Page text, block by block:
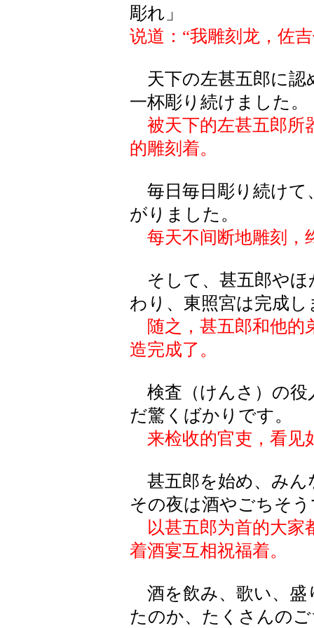
彫れ」
说道：“我雕刻龙，佐
天下の左甚五郎に認
一杯彫り続けました。
被天下的左甚五郎所
的雕刻着。
毎日毎日彫り続けて
がりました。
每天不间断地雕刻，
そして、甚五郎やほ
わり、東照宮は完成し
随之，甚五郎和他的
造完成了。
検査（けんさ）の役
だ驚くばかりです。
来检收的官吏，看见
甚五郎を始め、みん
その夜は酒やごちそ
以甚五郎为首的大家
着酒宴互相祝福着。
酒を飲み、歌い、盛
たのか、たくさんの